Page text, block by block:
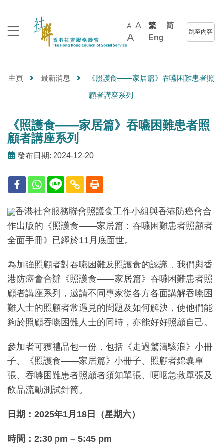
A A
A
繁
简
Eng
跳至內容
主頁 最新消息 《照護食——家居篇》吞嚥困難患者照
顧者講座系列
《照護食——家居篇》吞嚥困難患者照
顧者講座系列
發布日期: 2024-12-20
香港社會服務聯會照護食工作小組與香港防癌會合
作出版的《照護食——家居篇：吞嚥困難患者照顧者
全面手冊》已經於11月底面世。
為加強照顧者對吞嚥困難及照護食的認識，我們與香
港防癌會合辦《照護食——家居篇》吞嚥困難患者照
顧者講座系列，邀請不同專家從各方各面講解吞嚥困
難人士的照顧者常遇見的問題及如何解決，使他們能
夠於照顧吞嚥困難人士的同時，亦能好好照顧自己。
參加者可獲禮品包一份，包括《走過驚濤駭浪》小冊
子、《照護食——家居篇》小冊子、照顧者錦囊單
張、吞嚥困難患者照顧者須知單張、哽咽急救單張及
飲品流動測試針筒。
日期：2025年1月18日（星期六）
時間：2:30 pm – 5:45 pm